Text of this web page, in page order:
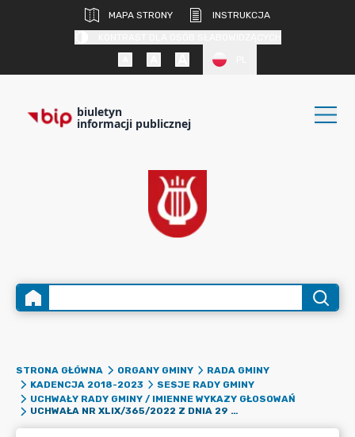
MAPA STRONY
INSTRUKCJA
biuletyn
informacji publicznej
STRONA GŁÓWNA ORGANY GMINY
RADA GMINY
KADENCJA 2018-2023
SESJE RADY GMINY
UCHWAŁY RADY GMINY / IMIENNE WYKAZY GŁOSOWAŃ
UCHWAŁA NR XLIX/365/2022 Z DNIA 29 GRUDNIA 2022 R. W SPRAWIE ZMIANY WIELOLETNIEJ PROGNOZY FINANSOWEJ GMINY WŁOSZAKOWICE NA LATA 2022 – 2030